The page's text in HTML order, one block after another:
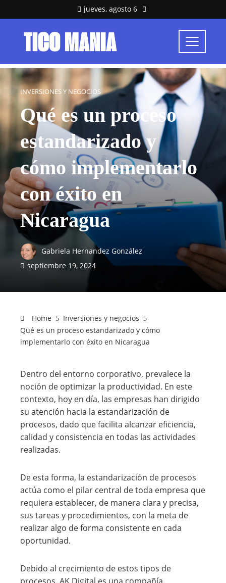
jueves, agosto 6
INVERSIONES Y NEGOCIOS
Qué es un proceso
estandarizado y
cómo implementarlo
con éxito en
Nicaragua
Gabriela Hernandez González
septiembre 19, 2024
Home
Inversiones y negocios
Qué es un proceso estandarizado y cómo
implementarlo con éxito en Nicaragua
Dentro del entorno corporativo, prevalece la
noción de optimizar la productividad. En este
contexto, hoy en día, las empresas han dirigido
su atención hacia la estandarización de
procesos, dado que facilita alcanzar eficiencia,
calidad y consistencia en todas las actividades
realizadas.
De esta forma, la estandarización de procesos
actúa como el pilar central de toda empresa que
requiera establecer, de manera clara y precisa,
sus tareas y procedimientos, con la meta de
realizar algo de forma consistente en cada
oportunidad.
Debido al crecimiento de estos tipos de